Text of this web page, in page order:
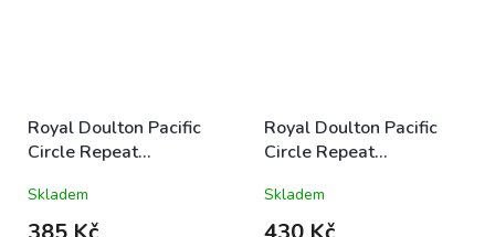
Royal Doulton Pacific
Circle Repeat
11cm modro-bílá letní
mořská
Skladem
Royal Doulton Pacific
Circle Repeat
snídaňová 16cm modro-
bílá letní mořská
Skladem